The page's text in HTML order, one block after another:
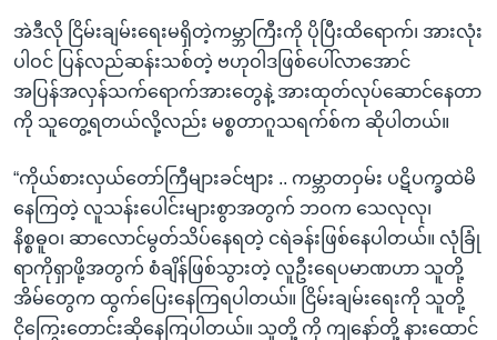
အဲဒီလို ငြိမ်းချမ်းရေးမရှိတဲ့ကမ္ဘာကြီးကို ပိုပြီးထိရောက်၊ အားလုံး
ပါဝင် ပြန်လည်ဆန်းသစ်တဲ့ ဗဟုဝါဒဖြစ်ပေါ်လာအောင်
အပြန်အလှန်သက်ရောက်အားတွေနဲ့ အားထုတ်လုပ်ဆောင်နေတာ
ကို သူတွေ့ရတယ်လို့လည်း မစ္စတာဂူသရက်စ်က ဆိုပါတယ်။
“ကိုယ်စားလှယ်တော်ကြီများခင်ဗျား .. ကမ္ဘာတဝှမ်း ပဋိပက္ခထဲမိ
နေကြတဲ့ လူသန်းပေါင်းများစွာအတွက် ဘဝက သေလုလု၊
နိစ္စဓူဝ၊ ဆာလောင်မွတ်သိပ်နေရတဲ့ ငရဲခန်းဖြစ်နေပါတယ်။ လုံခြုံ
ရာကိုရှာဖို့အတွက် စံချိန်ဖြစ်သွားတဲ့ လူဦးရေပမာဏဟာ သူတို့
အိမ်တွေက ထွက်ပြေးနေကြရပါတယ်။ ငြိမ်းချမ်းရေးကို သူတို့
ငိုကြွေးတောင်းဆိုနေကြပါတယ်။ သူတို့ ကို ကျနော်တို့ နားထောင်